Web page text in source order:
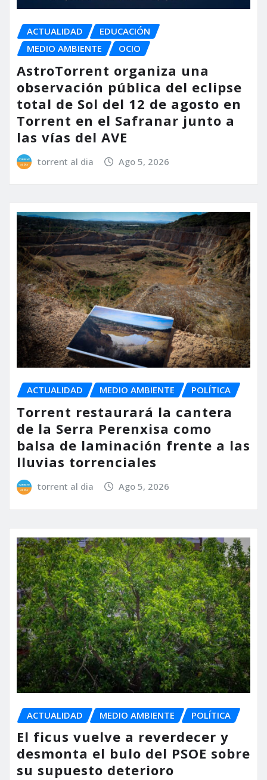
ACTUALIDAD
EDUCACIÓN
MEDIO AMBIENTE
OCIO
AstroTorrent organiza una
observación pública del eclipse
total de Sol del 12 de agosto en
Torrent en el Safranar junto a
las vías del AVE
torrent al dia Ago 5, 2026
ACTUALIDAD MEDIO AMBIENTE POLÍTICA
Torrent restaurará la cantera
de la Serra Perenxisa como
balsa de laminación frente a las
lluvias torrenciales
torrent al dia Ago 5, 2026
ACTUALIDAD MEDIO AMBIENTE POLÍTICA
El ficus vuelve a reverdecer y
desmonta el bulo del PSOE sobre
su supuesto deterioro